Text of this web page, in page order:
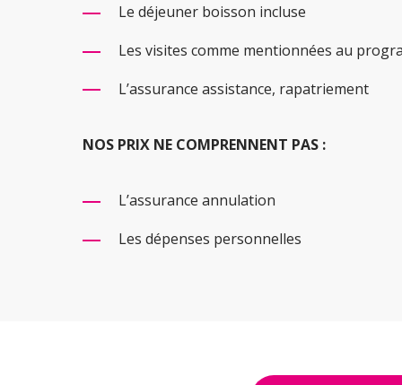
Le déjeuner boisson incluse
Les visites comme mentionnées au
L’assurance assistance, rapatriement
NOS PRIX NE COMPRENNENT PAS :
L’assurance annulation
Les dépenses personnelles